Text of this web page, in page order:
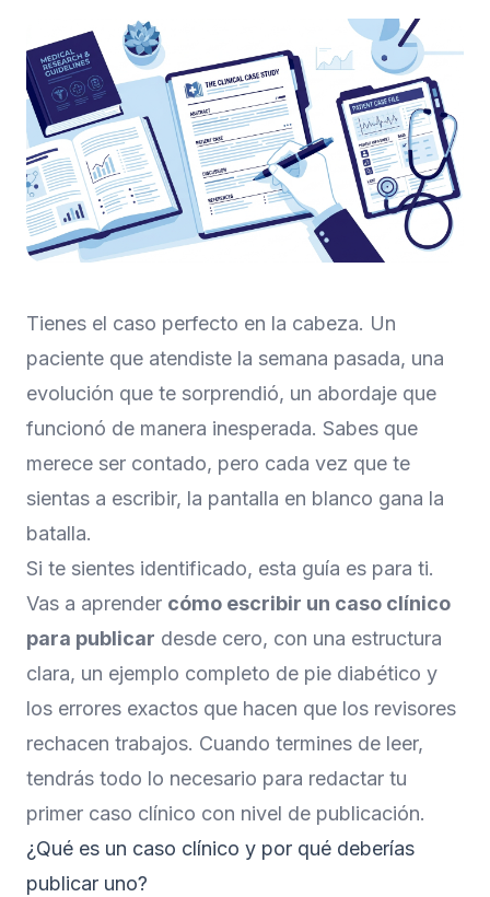
Tienes el caso perfecto en la cabeza. Un
paciente que atendiste la semana pasada, una
evolución que te sorprendió, un abordaje que
funcionó de manera inesperada. Sabes que
merece ser contado, pero cada vez que te
sientas a escribir, la pantalla en blanco gana la
batalla.
Si te sientes identificado, esta guía es para ti.
Vas a aprender cómo escribir un caso clínico
para publicar desde cero, con una estructura
clara, un ejemplo completo de pie diabético y
los errores exactos que hacen que los revisores
rechacen trabajos. Cuando termines de leer,
tendrás todo lo necesario para redactar tu
primer caso clínico con nivel de publicación.
¿Qué es un caso clínico y por qué deberías
publicar uno?